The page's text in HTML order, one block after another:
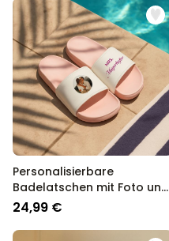
Personalisierbare
Badelatschen mit Foto und
Text
24,99 €